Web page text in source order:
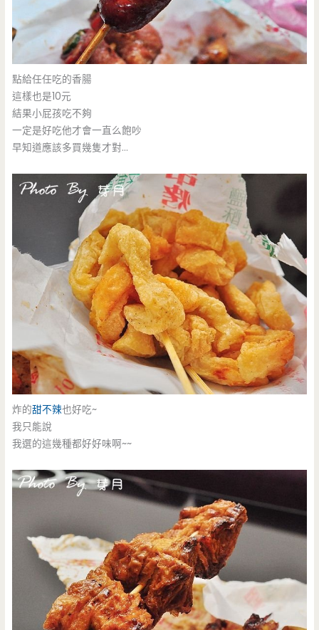
點給任任吃的香腸
這樣也是10元
結果小屁孩吃不夠
一定是好吃他才會一直么飽吵
早知道應該多買幾隻才對…
炸的甜不辣也好吃~
我只能說
我選的這幾種都好好味啊~~